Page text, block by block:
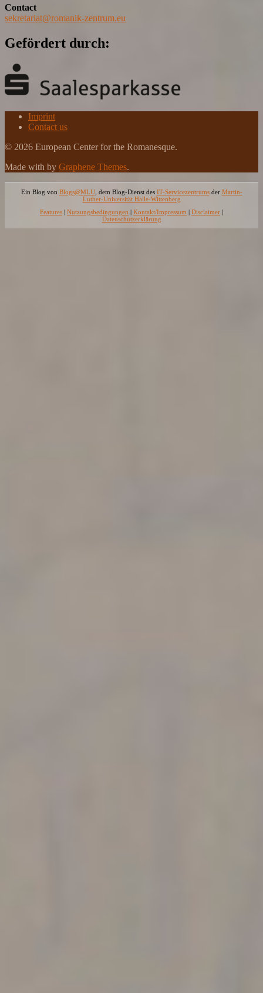
Contact
sekretariat@romanik-zentrum.eu
Gefördert durch:
Imprint
Contact us
© 2026 European Center for the Romanesque.
Made with by Graphene Themes.
Ein Blog von Blogs@MLU, dem Blog-Dienst des IT-Servicezentrumsder Martin-
Luther-Universität Halle-Wittenberg
Features | Nutzungsbedingungen | Kontakt/Impressum | Disclaimer |
Datenschutzerklärung